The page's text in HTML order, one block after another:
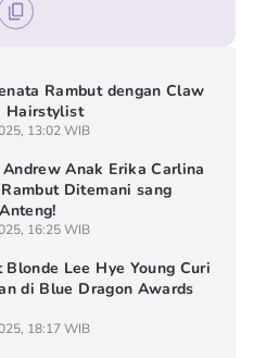
Rambut dengan Claw
Hairstylist
13:02 WIB
Andrew Anak Erika Carlina
Ditemani sang
16:25 WIB
Blonde Lee Hye Young Curi
di Blue Dragon Awards
18:17 WIB